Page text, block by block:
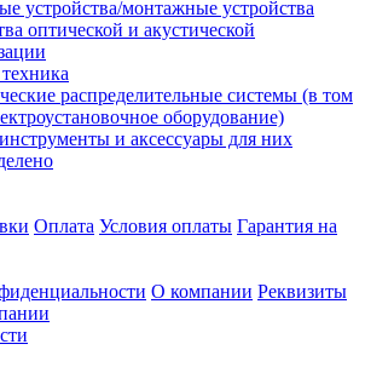
устройства/монтажные устройства
оптической и акустической
распределительные системы (в том
оборудование)
и аксессуары для них
Оплата Условия оплаты Гарантия на
О компании Реквизиты